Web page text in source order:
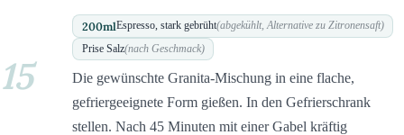
200mlEspresso, stark gebrüht(abgekühlt, Alternative zu Zitronensaft)
Prise Salz(nach Geschmack)
15
Die gewünschte Granita-Mischung in eine flache,
gefriergeeignete Form gießen. In den Gefrierschrank
stellen. Nach 45 Minuten mit einer Gabel kräftig